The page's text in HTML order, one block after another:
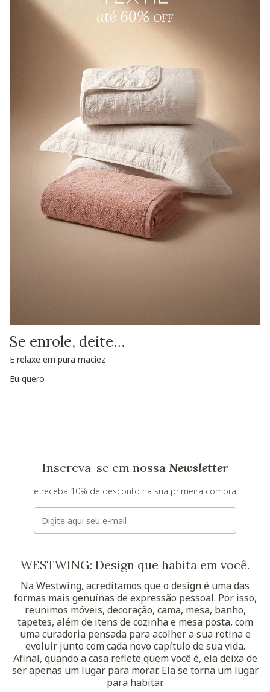
Se enrole, deite…
E relaxe em pura maciez
Eu quero
Inscreva-se em nossa Newsletter
e receba 10% de desconto na sua primeira compra
E-mail
WESTWING: Design que habita em você.
Na Westwing, acreditamos que o design é uma das
formas mais genuínas de expressão pessoal. Por isso,
reunimos móveis, decoração, cama, mesa, banho,
tapetes, além de itens de cozinha e mesa posta, com
uma curadoria pensada para acolher a sua rotina e
evoluir junto com cada novo capítulo de sua vida.
Afinal, quando a casa reflete quem você é, ela deixa de
ser apenas um lugar para morar. Ela se torna um lugar
para habitar.